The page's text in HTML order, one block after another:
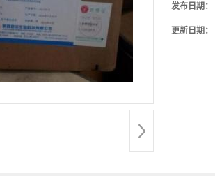
发布日期：
更新日期：